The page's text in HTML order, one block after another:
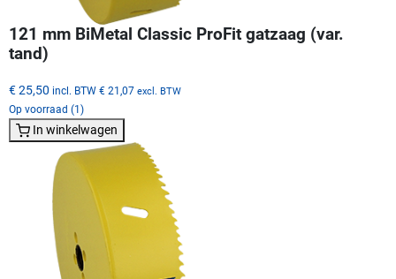
121 mm BiMetal Classic ProFit gatzaag (var.
tand)
€ 25,50 incl. BTW € 21,07 excl. BTW
Op voorraad (1)
In winkelwagen